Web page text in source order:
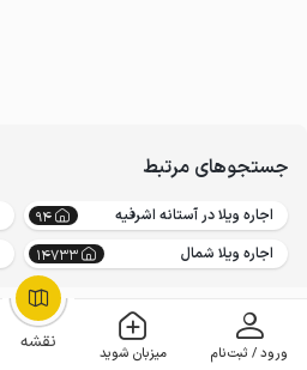
نقشه ورود / ثبت‌نام میزبان شوید
OpenStreetMap
جستجوهای مرتبط
اجاره ویلا در آستانه اشرفیه 94
اجاره ویلا شمال
14733